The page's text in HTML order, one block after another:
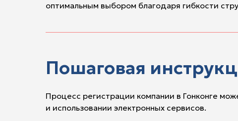
оптимальным выбором благодаря гибкости
Пошаговая
Процесс регистрации компании в Гонконге
и использовании электронных сервисов.